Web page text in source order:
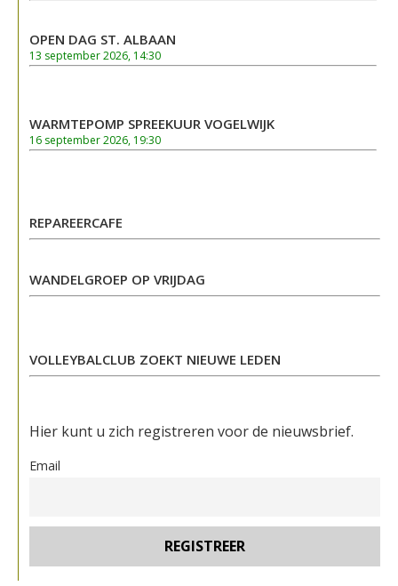
OPEN DAG ST. ALBAAN
13 september 2026, 14:30
WARMTEPOMP SPREEKUUR VOGELWIJK
16 september 2026, 19:30
REPAREERCAFE
WANDELGROEP OP VRIJDAG
VOLLEYBALCLUB ZOEKT NIEUWE LEDEN
Hier kunt u zich registreren voor de nieuwsbrief.
Email